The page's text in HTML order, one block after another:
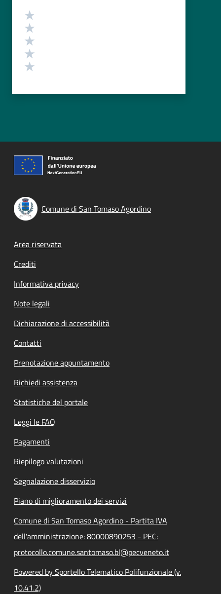
Valutazione
Comune di San Tomaso Agordino
Footer menu
Area riservata
Crediti
Informativa privacy
Note legali
Dichiarazione di accessibilità
Contatti
Prenotazione appuntamento
Richiedi assistenza
Statistiche del portale
Leggi le FAQ
Pagamenti
Riepilogo valutazioni
Segnalazione disservizio
Piano di miglioramento dei servizi
Comune di San Tomaso Agordino - Partita IVA
dell'amministrazione: 80000890253 - PEC:
protocollo.comune.santomaso.bl@pecveneto.it
Powered by Sportello Telematico Polifunzionale (v.
10.41.2)